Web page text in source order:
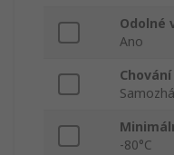
Odolné
Ano
-80°C